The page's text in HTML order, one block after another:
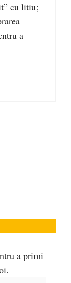
cu litiu;
a
a primi